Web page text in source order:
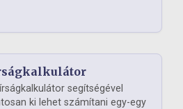
segítségével
ki lehet számítani egy-egy